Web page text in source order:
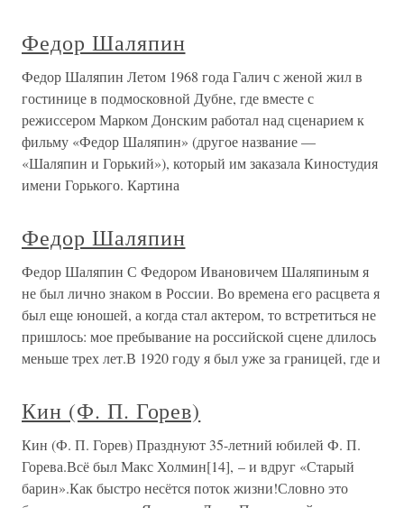
Федор Шаляпин
Федор Шаляпин Летом 1968 года Галич с женой жил в
гостинице в подмосковной Дубне, где вместе с
режиссером Марком Донским работал над сценарием к
фильму «Федор Шаляпин» (другое название —
«Шаляпин и Горький»), который им заказала Киностудия
имени Горького. Картина
Федор Шаляпин
Федор Шаляпин С Федором Ивановичем Шаляпиным я
не был лично знаком в России. Во времена его расцвета я
был еще юношей, а когда стал актером, то встретиться не
пришлось: мое пребывание на российской сцене длилось
меньше трех лет.В 1920 году я был уже за границей, где и
Кин (Ф. П. Горев)
Кин (Ф. П. Горев) Празднуют 35-летний юбилей Ф. П.
Горева.Всё был Макс Холмин[14], – и вдруг «Старый
барин».Как быстро несётся поток жизни!Словно это